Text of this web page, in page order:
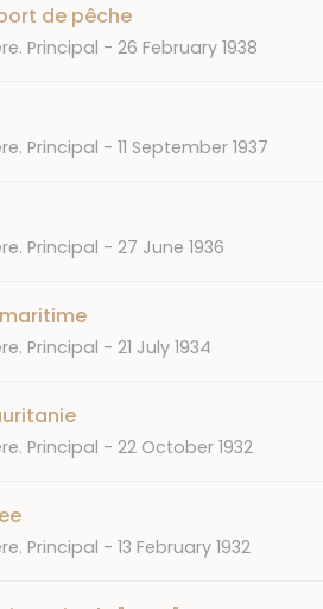
de pêche
Principal DATE
26 February 1938
Principal DATE
11 September 1937
Principal DATE
27 June 1936
Principal DATE
21 July 1934
Principal DATE
22 October 1932
Principal DATE
13 February 1932